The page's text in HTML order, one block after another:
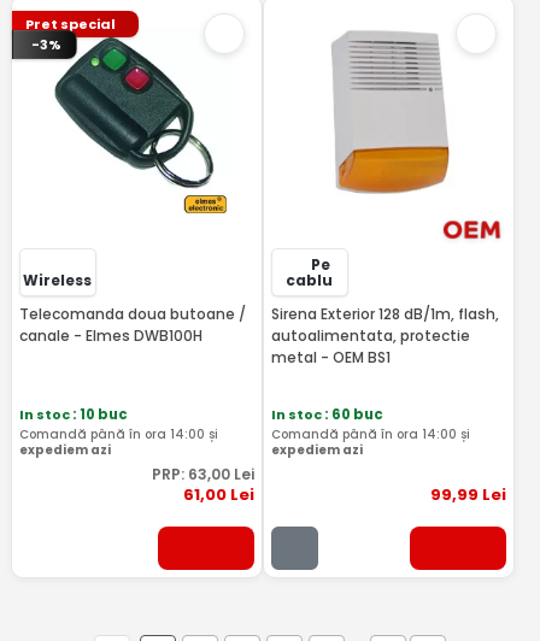
Pret special
-3%
Wireless
Telecomanda doua butoane /
canale - Elmes DWB100H
In stoc: 10 buc
Comandă până în ora 14:00 și
expediem azi
PRP: 63,00Lei
61,00Lei
Pe
cablu
Sirena Exterior 128 dB/1m, flash,
autoalimentata, protectie
metal - OEM BS1
In stoc: 60 buc
Comandă până în ora 14:00 și
expediem azi
99,99 Lei